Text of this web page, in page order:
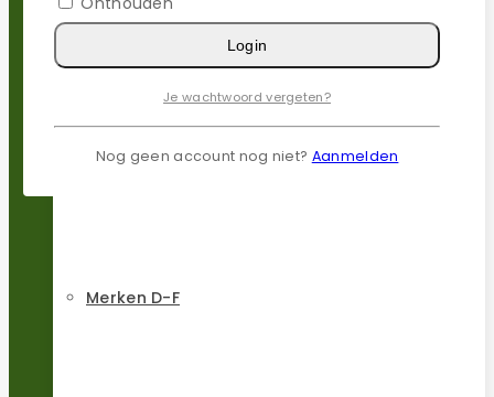
Merken A-C
Merken D-F
Login
Je wachtwoord vergeten?
Nog geen account nog niet? Aanmelden